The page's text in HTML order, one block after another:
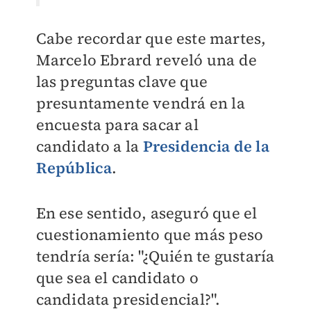
Cabe recordar que este martes,
Marcelo Ebrard reveló una de
las preguntas clave que
presuntamente vendrá en la
encuesta para sacar al
candidato a la Presidencia de la
República.
En ese sentido, aseguró que el
cuestionamiento que más peso
tendría sería: "¿Quién te gustaría
que sea el candidato o
candidata presidencial?".